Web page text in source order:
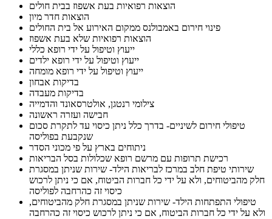
הוצאות רפואיות בעת אשפוז בבית חולים
הוצאות חדר מיון
פינוי חירום באמבולנס ממקום האירוע אל בית החולים
הוצאות רפואיות שלא בעת אשפוז
ייעוץ וטיפול על ידי רופא כללי
ייעוץ וטיפול על ידי רופא ילדים
ייעוץ וטיפול על ידי רופא מומחה
בדיקות אבחון
בדיקות מעבדה
צילומי רנטגן, אולטרסאונד והדמייה
חבישה ועזרה ראשונה
טיפולי חירום לשיניים- בדרך כלל ניתן כיסוי עד לתקרת סכום
שנקבעת בפוליסה
ניתוחים בארץ על פי מכוני הסדר
רכישת תרופות עם מרשם רופא שכלולות בסל הבריאות
שירותי טיפת חלב במרכז לבריאות הילד- שירות שניתן במסגרת
חלק מהביטוחים, ולא על ידי כל חברות הביטוח, אם כי ניתן לרכוש
כיסוי זה כהרחבה לפוליסה
טיפולי התפתחות הילד- שירות שניתן במסגרת חלק מהביטוחים,
ולא על ידי כל חברות הביטוח, אם כי ניתן לרכוש כיסוי זה כהרחבה